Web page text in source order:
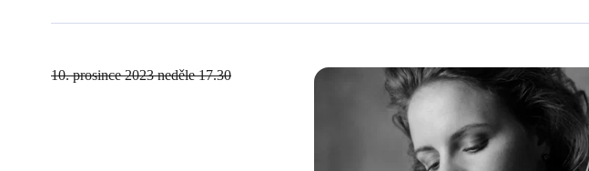
10. prosince 2023 neděle 17.30